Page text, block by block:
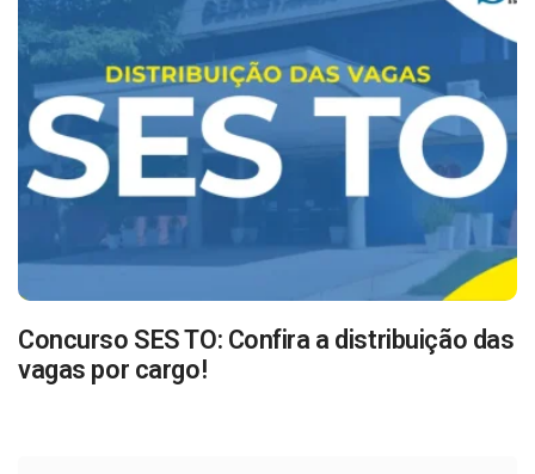
Concurso SES TO: Confira a distribuição das
vagas por cargo!